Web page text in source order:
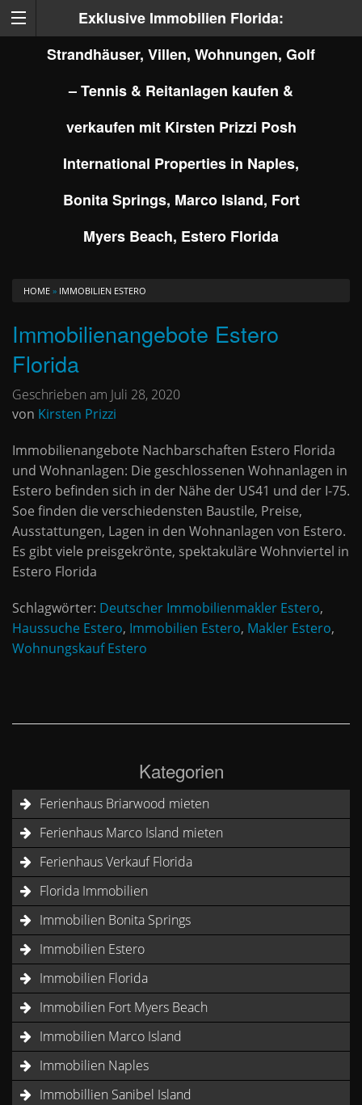
Exklusive Immobilien Florida:
Strandhäuser, Villen, Wohnungen, Golf
– Tennis & Reitanlagen kaufen &
verkaufen mit Kirsten Prizzi Posh
International Properties in Naples,
Bonita Springs, Marco Island, Fort
Myers Beach, Estero Florida
HOME » IMMOBILIEN ESTERO
Immobilienangebote Estero
Florida
Geschrieben am Juli 28, 2020
von Kirsten Prizzi
Immobilienangebote Nachbarschaften Estero Florida
und Wohnanlagen: Die geschlossenen Wohnanlagen in
Estero befinden sich in der Nähe der US41 und der I-75.
Soe finden die verschiedensten Baustile, Preise,
Ausstattungen, Lagen in den Wohnanlagen von Estero.
Es gibt viele preisgekrönte, spektakuläre Wohnviertel in
Estero Florida
Schlagwörter: Deutscher Immobilienmakler Estero,
Haussuche Estero, Immobilien Estero, Makler Estero,
Wohnungskauf Estero
Kategorien
Ferienhaus Briarwood mieten
Ferienhaus Marco Island mieten
Ferienhaus Verkauf Florida
Florida Immobilien
Immobilien Bonita Springs
Immobilien Estero
Immobilien Florida
Immobilien Fort Myers Beach
Immobilien Marco Island
Immobilien Naples
Immobillien Sanibel Island